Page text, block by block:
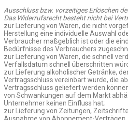
Ausschluss bzw. vorzeitiges Erlöschen
Das Widerrufsrecht besteht nicht bei
zur Lieferung von Waren, die nicht
Herstellung eine individuelle Auswahl
Verbraucher maßgeblich ist oder die
Bedürfnisse des Verbrauchers
zur Lieferung von Waren, die schnell
Verfallsdatum schnell überschritten
zur Lieferung alkoholischer Getränke,
Vertragsschluss vereinbart wurde, die
Vertragsschluss geliefert werden
von Schwankungen auf dem Markt
Unternehmer keinen Einfluss hat;
zur Lieferung von Zeitungen,